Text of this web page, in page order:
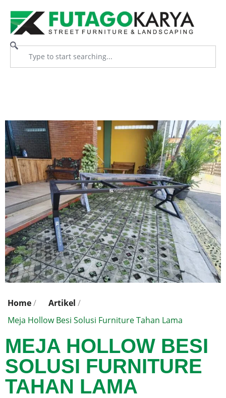
Home/ Artikel /
Meja Hollow Besi Solusi Furniture Tahan Lama
MEJA HOLLOW BESI
SOLUSI FURNITURE
TAHAN LAMA